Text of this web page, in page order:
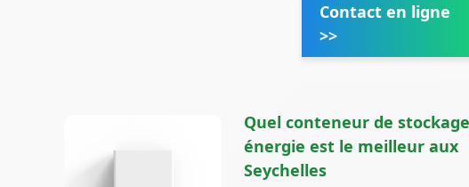
Contact en ligne
>>
Quel conteneur de
énergie est le meilleur aux
Seychelles